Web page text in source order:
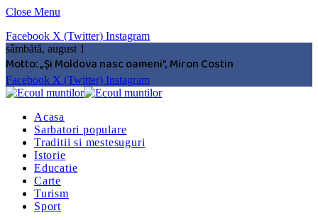
Close Menu
Facebook X (Twitter) Instagram
sâmbătă, august 1
Motto: „Şi Moldova nasc oameni”, Miron Costin
Facebook X (Twitter) Instagram
Acasa
Sarbatori populare
Traditii si mestesuguri
Istorie
Educatie
Carte
Turism
Sport